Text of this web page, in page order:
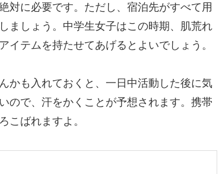
対に必要です。ただし、宿泊先がすべて用
ましょう。中学生女子はこの時期、肌荒れ
テムを持たせてあげるとよいでしょう。
かも入れておくと、一日中活動した後に気
ので、汗をかくことが予想されます。携帯
こばれますよ。